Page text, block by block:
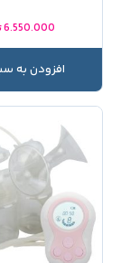
6.550.000
افزودن به